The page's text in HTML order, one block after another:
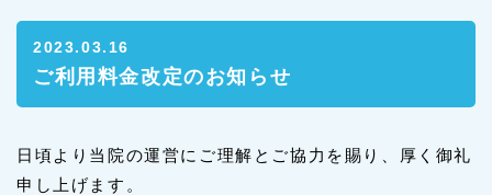
ご面会について
入院日の様子(一例)
2023.03.16
ご利用料金改定のお知らせ
日頃より当院の運営にご理解とご協力を賜り、厚く御礼
申し上げます。